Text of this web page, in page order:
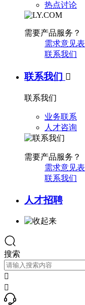
热点讨论
需要产品服务？
需求意见表
联系我们
联系我们 
联系我们
业务联系
人才咨询
需要产品服务？
需求意见表
联系我们
人才招聘
搜索

